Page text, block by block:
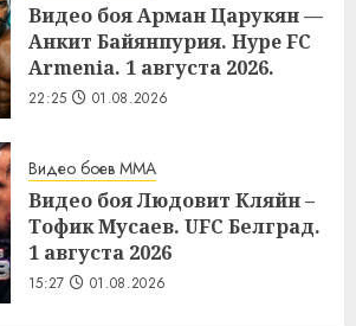
Видео боя Арман Царукян —
Анкит Байянпурия. Hype FC
Armenia. 1 августа 2026.
22:25 01.08.2026
Видео боев MMA
Видео боя Людовит Кляйн –
Тофик Мусаев. UFC Белград.
1 августа 2026
15:27 01.08.2026